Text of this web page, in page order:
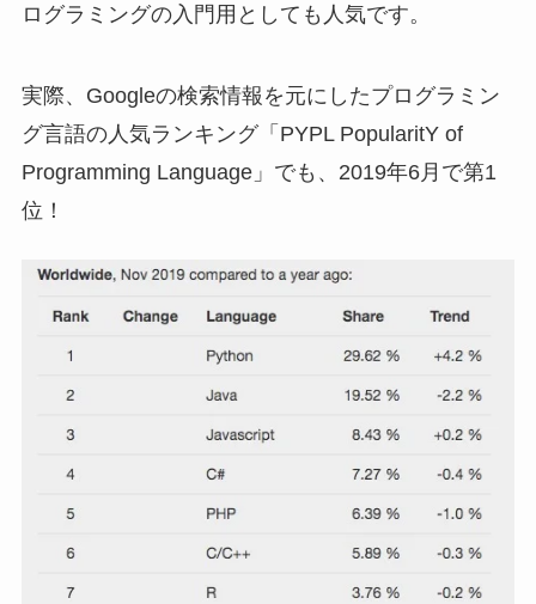
ログラミングの入門用としても人気です。
実際、Googleの検索情報を元にしたプログラミン
グ言語の人気ランキング「PYPL PopularitY of
Programming Language」でも、2019年6月で第1
位！